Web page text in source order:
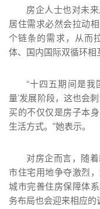
房企人士也对未
居住需求必然会拉动
个链条的需求，从而
体、国内国际双循环相
“十四五期间是我
量’发展阶段，这也会
买的不仅仅是房子本
生活方式。”她表示。
对房企而言，随
市住宅用地争夺激烈
城市完善住房保障体
务布局也会迎来相应的